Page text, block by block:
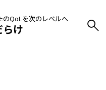
のQoLを次のレベルへ
け